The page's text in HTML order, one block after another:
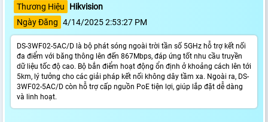
Thương Hiệu
Hikvision
Ngày Đăng 4/14/2025 2:53:27 PM
DS-3WF02-5AC/D là bộ phát sóng ngoài trời tần số 5GHz hỗ trợ kết nối
đa điểm với băng thông lên đến 867Mbps, đáp ứng tốt nhu cầu truyền
dữ liệu tốc độ cao. Bộ bắn điểm hoạt động ổn định ở khoảng cách lên tới
5km, lý tưởng cho các giải pháp kết nối không dây tầm xa. Ngoài ra, DS-
3WF02-5AC/D còn hỗ trợ cấp nguồn PoE tiện lợi, giúp lắp đặt dễ dàng
và linh hoạt.